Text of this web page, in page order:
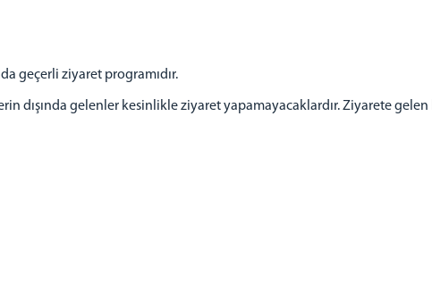
geçerli ziyaret programıdır.
dışında gelenler kesinlikle ziyaret yapamayacaklardır. Ziyarete gelen